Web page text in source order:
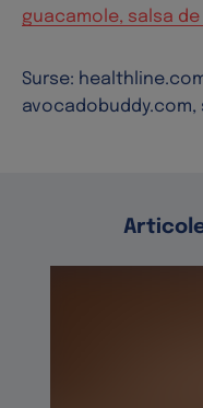
guacamole, salsa
Surse: